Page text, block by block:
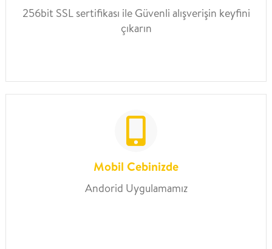
256bit SSL sertifikası ile Güvenli alışverişin keyfini
çıkarın
Mobil Cebinizde
Andorid Uygulamamız